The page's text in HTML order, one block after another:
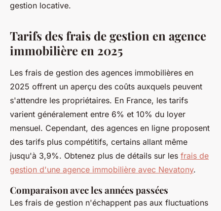
gestion locative.
Tarifs des frais de gestion en agence
immobilière en 2025
Les frais de gestion des agences immobilières en
2025 offrent un aperçu des coûts auxquels peuvent
s'attendre les propriétaires. En France, les tarifs
varient généralement entre 6% et 10% du loyer
mensuel. Cependant, des agences en ligne proposent
des tarifs plus compétitifs, certains allant même
jusqu'à 3,9%. Obtenez plus de détails sur les frais de
gestion d'une agence immobilière avec Nevatony.
Comparaison avec les années passées
Les frais de gestion n'échappent pas aux fluctuations